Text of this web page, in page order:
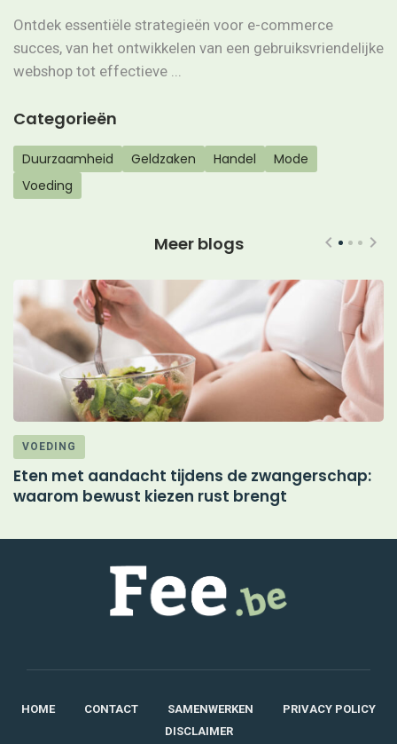
Ontdek essentiële strategieën voor e-commerce
succes, van het ontwikkelen van een gebruiksvriendelijke
webshop tot effectieve ...
Categorieën
Duurzaamheid Geldzaken Handel
Mode
Voeding
Meer blogs
VOEDING
Eten met aandacht tijdens de zwangerschap:
waarom bewust kiezen rust brengt
HOME CONTACT SAMENWERKEN
PRIVACY POLICY
DISCLAIMER